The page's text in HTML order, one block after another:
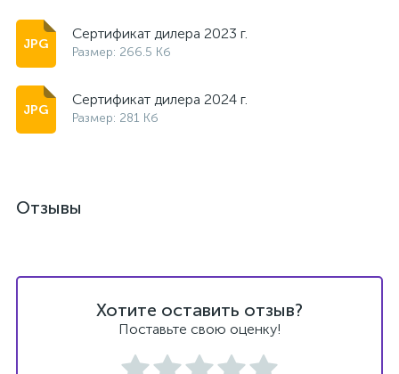
Сертификат дилера 2023 г.
Размер: 266.5 Кб
Сертификат дилера 2024 г.
Размер: 281 Кб
Отзывы
Хотите оставить отзыв?
Поставьте свою оценку!